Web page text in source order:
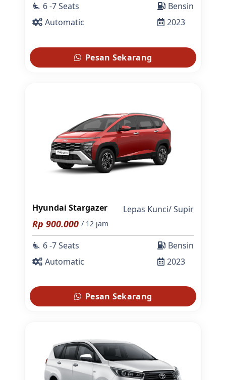
airline_seat_recline_extra 6 -7 Seats
Automatic
Bensin
2023
Pesan Sekarang
Hyundai Stargazer Lepas Kunci/Supir
Rp 900.000 / 12 jam
airline_seat_recline_extra 6 -7 Seats
Automatic
Bensin
2023
Pesan Sekarang